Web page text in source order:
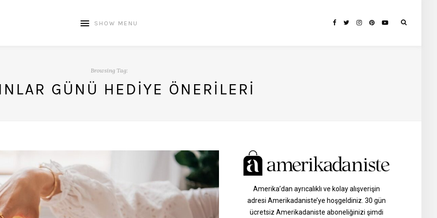
SHOW MENU
Browsing Tag:
GÜNÜ HEDIYE ÖNERILERI
Amerika’dan ayrıcalıklı ve kolay alışverişin
adresi Amerikadaniste’ye hoşgeldiniz. 30 gün
ücretsiz Amerikadaniste aboneliğinizi şimdi